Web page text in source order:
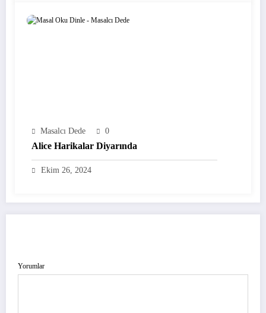
Masalcı Dede 0
Alice Harikalar Diyarında
Ekim 26, 2024
Yorumlar